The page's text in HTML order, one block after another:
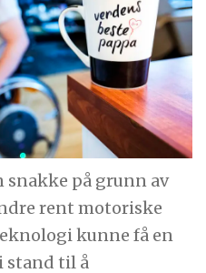
snakke på grunn av
rent motoriske
kunne få en
stand til å